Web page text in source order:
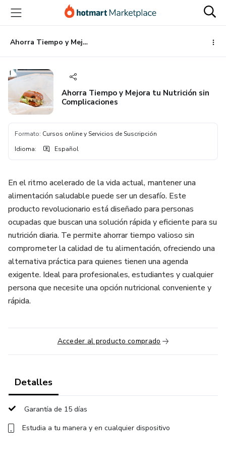
principal
página
de
página
Ahorra Tiempo y Mejora tu Nutrición sin Complicaciones
Ahorra Tiempo y Mejora tu Nutrición sin
Complicaciones
Formato: Cursos online y Servicios de Suscripción
Idioma: Español
En el ritmo acelerado de la vida actual, mantener una
alimentación saludable puede ser un desafío. Este
producto revolucionario está diseñado para personas
ocupadas que buscan una solución rápida y eficiente para su
nutrición diaria. Te permite ahorrar tiempo valioso sin
comprometer la calidad de tu alimentación, ofreciendo una
alternativa práctica para quienes tienen una agenda
exigente. Ideal para profesionales, estudiantes y cualquier
persona que necesite una opción nutricional conveniente y
rápida.
Acceder al producto comprado
Detalles
Garantía de 15 días
Estudia a tu manera y en cualquier dispositivo